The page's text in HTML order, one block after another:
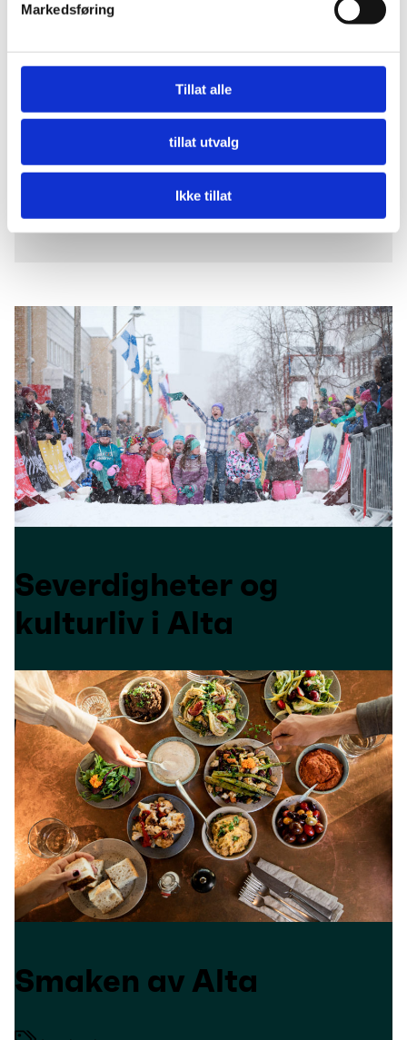
Markedsføring
Tillat alle
tillat utvalg
Ikke tillat
Postkontor
Minibank
Ladestasjoner
Parkering for bil og bobil
Severdigheter og
kulturliv i Alta
Smaken av Alta